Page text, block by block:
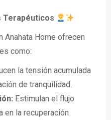
Terapéuticos
Anahata Home ofrecen
como:
la tensión acumulada
de tranquilidad.
Estimulan el flujo
en la recuperación